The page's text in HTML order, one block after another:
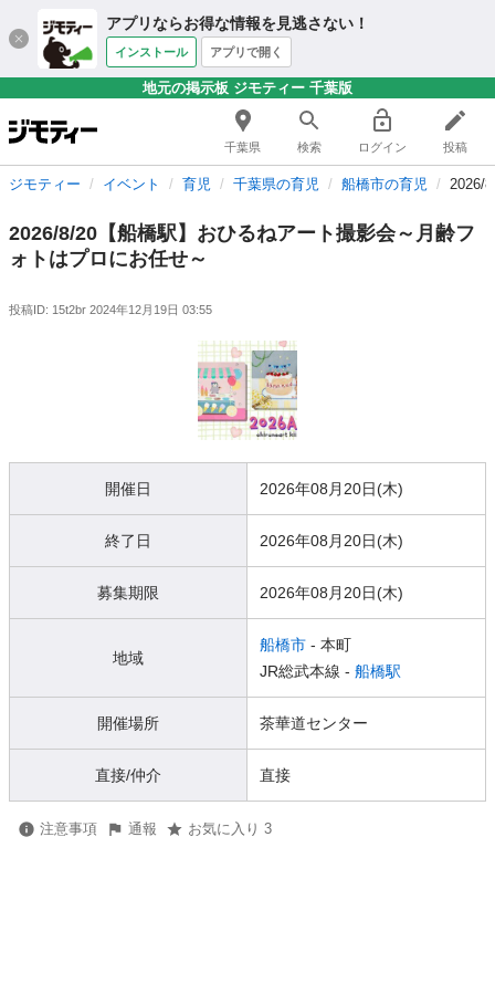
アプリならお得な情報を見逃さない！
インストール アプリで開く
地元の掲示板 ジモティー 千葉版
千葉県 検索 ログイン 投稿
ジモティー イベント 育児 千葉県の育児 船橋市の育児 2026/
2026/8/20【船橋駅】おひるねアート撮影会～月齢フ
ォトはプロにお任せ～
投稿ID: 15t2br 2024年12月19日 03:55
開催日 2026年08月20日(木)
終了日 2026年08月20日(木)
募集期限 2026年08月20日(木)
地域
船橋市 - 本町
JR総武本線 - 船橋駅
開催場所 茶華道センター
直接/仲介 直接
注意事項 通報 お気に入り 3